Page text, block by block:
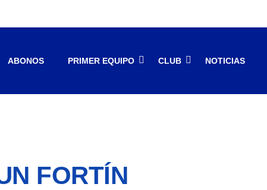
ABONOS PRIMER EQUIPO CLUB NOTICIAS
FORTÍN